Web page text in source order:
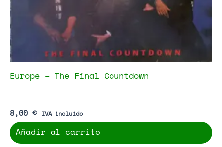
Europe – The Final Countdown
8,00 € IVA incluido
Añadir al carrito